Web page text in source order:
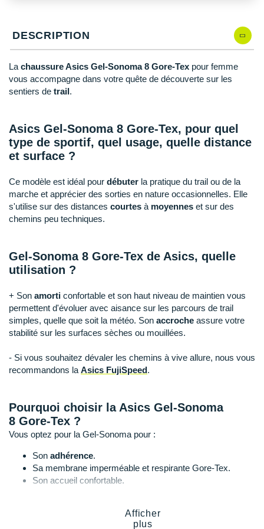
DESCRIPTION
La chaussure Asics Gel-Sonoma 8 Gore-Tex pour femme
vous accompagne dans votre quête de découverte sur les
sentiers de trail.
Asics Gel-Sonoma 8 Gore-Tex, pour quel
type de sportif, quel usage, quelle distance
et surface ?
Ce modèle est idéal pour débuter la pratique du trail ou de la
marche et apprécier des sorties en nature occasionnelles. Elle
s'utilise sur des distances courtes à moyennes et sur des
chemins peu techniques.
Gel-Sonoma 8 Gore-Tex de Asics, quelle
utilisation ?
+ Son amorti confortable et son haut niveau de maintien vous
permettent d'évoluer avec aisance sur les parcours de trail
simples, quelle que soit la météo. Son accroche assure votre
stabilité sur les surfaces sèches ou mouillées.
- Si vous souhaitez dévaler les chemins à vive allure, nous vous
recommandons la Asics FujiSpeed.
Pourquoi choisir la Asics Gel-Sonoma
8 Gore-Tex ?
Vous optez pour la Gel-Sonoma pour :
Son adhérence.
Sa membrane imperméable et respirante Gore-Tex.
Son accueil confortable.
Afficher
plus
DÉSTOCKAGE
+ Voir tous lesaccessoires
NNormal
On-Running
Orca
OVERSTIMS
Petzl
Polar
Raidlight
Reebok
Salomon
Saxx
Scott
Shokz
Sidas
Smoon